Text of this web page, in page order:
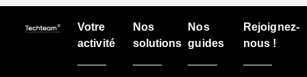
Votre
activité
Nos
solutions
Nos
guides
Rejoignez-
nous !